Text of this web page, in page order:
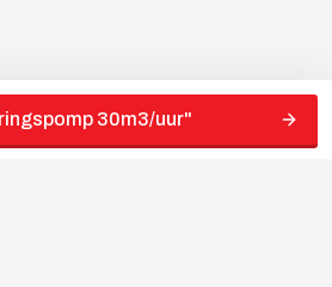
30m3/uur"